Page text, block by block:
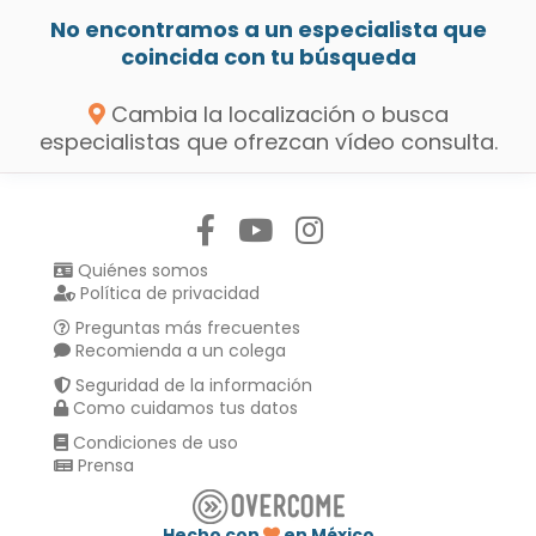
No encontramos a un especialista que
coincida con tu búsqueda
Cambia la localización o busca
especialistas que ofrezcan vídeo consulta.
Quiénes somos
Política de privacidad
Preguntas más frecuentes
Recomienda a un colega
Seguridad de la información
Como cuidamos tus datos
Condiciones de uso
Prensa